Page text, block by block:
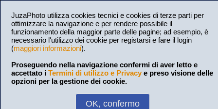
JuzaPhoto utilizza cookies tecnici e cookies di terze parti per
ottimizzare la navigazione e per rendere possibile il
funzionamento della maggior parte delle pagine; ad esempio, è
necessario l'utilizzo dei cookie per registarsi e fare il login
(maggiori informazioni).
Proseguendo nella navigazione confermi di aver letto e
accettato i Termini di utilizzo e Privacy e preso visione delle
opzioni per la gestione dei cookie.
OK, confermo